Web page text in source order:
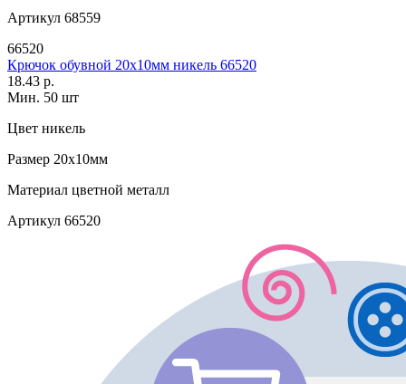
Артикул 68559
66520
Крючок обувной 20х10мм никель 66520
18.43 р.
Мин. 50 шт
Цвет никель
Размер 20х10мм
Материал цветной металл
Артикул 66520